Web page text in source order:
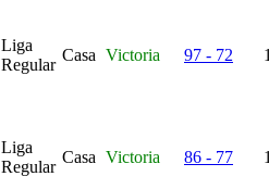
Liga
Regular
Casa Victoria 97 - 72
Liga
Regular
Casa Victoria 86 - 77